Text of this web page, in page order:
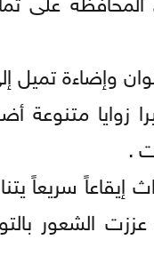
وإضاءة تميل
زوايا متنوعة
.
إيقاعاً
الشعور